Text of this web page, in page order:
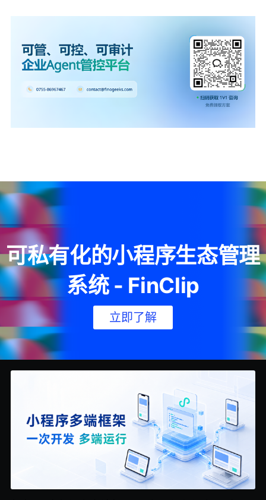
可私有化的小程序生态管理
系统 - FinClip
立即了解